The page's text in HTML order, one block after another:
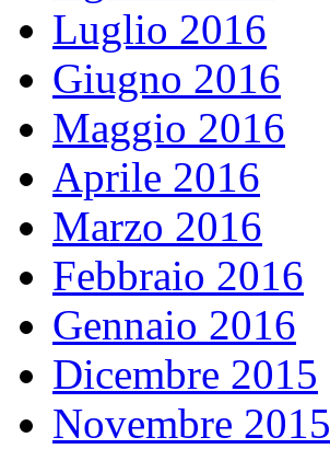
Luglio 2016
Giugno 2016
Maggio 2016
Aprile 2016
Marzo 2016
Febbraio 2016
Gennaio 2016
Dicembre 2015
Novembre 2015